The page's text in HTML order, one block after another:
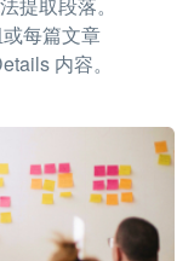
每篇文章
内容。